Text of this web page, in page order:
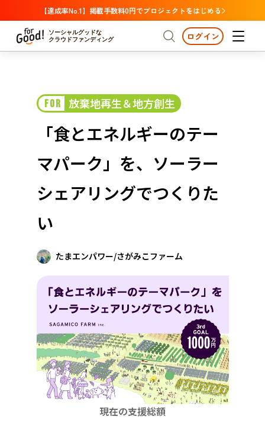
【達成率No.1】掲載手数料0円でプロジェクトをはじめる
ソーシャルグッドな
クラウドファンディング
プロジェクトからさがす 注目
カテゴリーからさがす 国際協力
人権・マイノリティ
近畿
中国
四国
九州・沖縄
注目 新着
支援金額が多い
支援人数が多い
終了日が近い
カテゴリーからさがす
国際協力 医療・福祉
子ども・教育
環境・エシカル
人権・マイノリティ
地域からさがす
北海道 青森 岩手 宮城 秋田
栃木 群馬 埼玉 千葉 東京
富山 石川 長野
三重 滋賀 京都 大阪 兵庫 奈良
島根 岡山 広島 山口
ログイン
FOR 放棄地再生＆地方創生
「食とエネルギーのテー
マパーク」を、ソーラー
シェアリングでつくりた
い
たまエンパワー/さがみこファーム
現在の支援総額